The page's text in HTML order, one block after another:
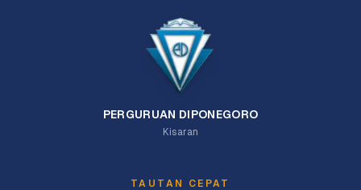
PERGURUAN DIPONEGORO
Kisaran
TAUTAN CEPAT